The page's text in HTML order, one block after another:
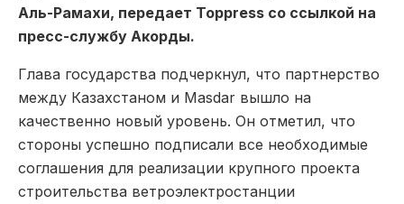
Аль-Рамахи, передает Toppress со ссылкой на
пресс-службу Акорды.
Глава государства подчеркнул, что партнерство
между Казахстаном и Masdar вышло на
качественно новый уровень. Он отметил, что
стороны успешно подписали все необходимые
соглашения для реализации крупного проекта
строительства ветроэлектростанции